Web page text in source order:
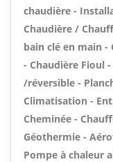
chaudière -
Chaudière /
bain clé en main -
- Chaudière Fioul
/réversible -
Climatisation -
Cheminée -
Géothermie -
Pompe à chaleur